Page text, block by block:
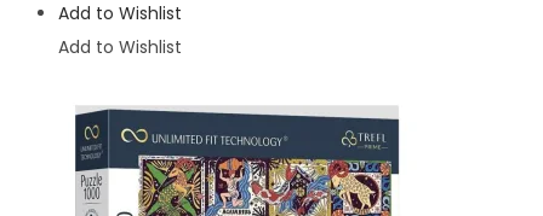
Add to Wishlist
Add to Wishlist